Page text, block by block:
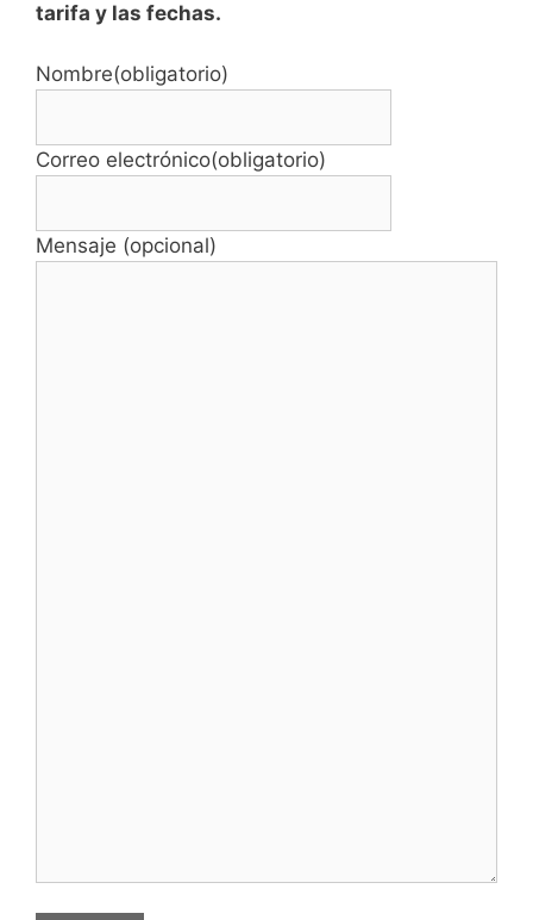
tarifa y las fechas.
Nombre(obligatorio)
Correo electrónico(obligatorio)
Mensaje (opcional)